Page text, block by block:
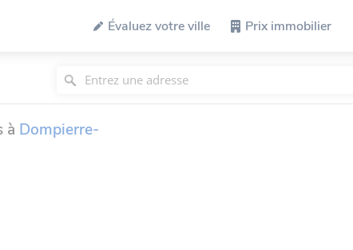
Évaluez votre ville Prix immobilier
à Dompierre-